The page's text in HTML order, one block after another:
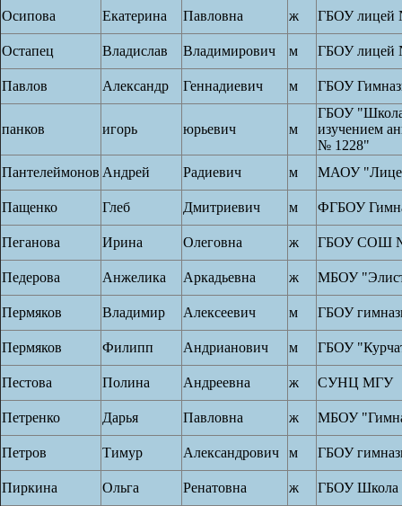
Осипова Екатерина Павловна ж ГБОУ лицей
Остапец Владислав Владимирович м ГБОУ лицей
Павлов Александр Геннадиевич м ГБОУ
панков игорь юрьевич м
ГБОУ
изучением
№ 1228"
Пантелеймонов Андрей Радиевич м МАОУ
Пащенко Глеб Дмитриевич м ФГБОУ
Пеганова Ирина Олеговна ж ГБОУ СОШ
Педерова Анжелика Аркадьевна ж МБОУ
Пермяков Владимир Алексеевич м ГБОУ
Пермяков Филипп Андрианович м ГБОУ
Пестова Полина Андреевна ж СУНЦ МГУ
Петренко Дарья Павловна ж МБОУ
Петров Тимур Александрович м ГБОУ
Пиркина Ольга Ренатовна ж ГБОУ Школа